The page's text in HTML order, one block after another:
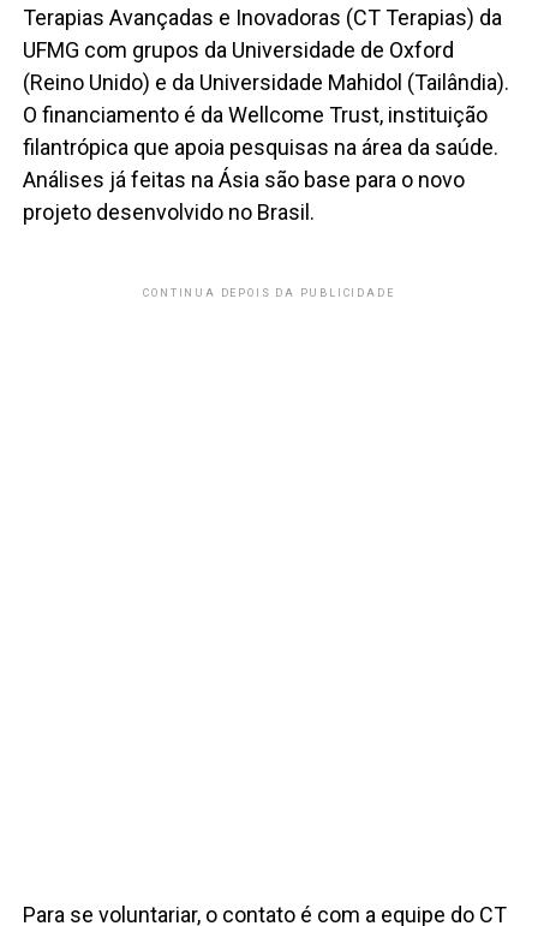
Terapias Avançadas e Inovadoras (CT Terapias) da
UFMG com grupos da Universidade de Oxford
(Reino Unido) e da Universidade Mahidol (Tailândia).
O financiamento é da Wellcome Trust, instituição
filantrópica que apoia pesquisas na área da saúde.
Análises já feitas na Ásia são base para o novo
projeto desenvolvido no Brasil.
CONTINUA DEPOIS DA PUBLICIDADE
Para se voluntariar, o contato é com a equipe do CT